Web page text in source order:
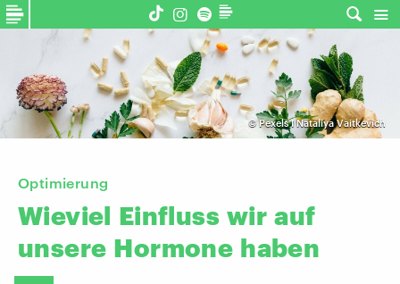
©Pexels I Nataliya Vaitkevich
Optimierung
Wieviel Einfluss wir auf
unsere Hormone haben